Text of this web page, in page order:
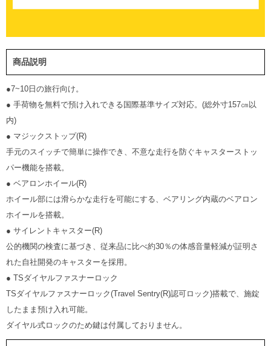
商品説明
●7~10日の旅行向け。
● 手荷物を無料で預け入れできる国際基準サイズ対応。(総外寸157㎝以
内)
● マジックストップ(R)
手元のスイッチで簡単に操作でき、不意な走行を防ぐキャスターストッ
パー機能を搭載。
● ベアロンホイール(R)
ホイール部には滑らかな走行を可能にする、ベアリング内蔵のベアロン
ホイールを搭載。
● サイレントキャスター(R)
公的機関の検査に基づき、従来品に比べ約30％の体感音量軽減が証明さ
れた自社開発のキャスターを採用。
● TSダイヤルファスナーロック
TSダイヤルファスナーロック(Travel Sentry(R)認可ロック)搭載で、施錠
したまま預け入れ可能。
ダイヤル式ロックのため鍵は付属しておりません。